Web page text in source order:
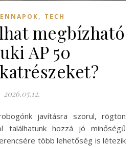
, TECH
megbízható
AP 50
2026.05.12.
találhatunk hozzá jó minőségű
több lehetőség is létezik